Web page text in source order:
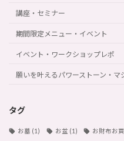
講座・セミナー
期間限定メニュー・イベント
イベント・ワークショップレポ
願いを叶えるパワーストーン・マ
タグ
お墓 (1) お盆 (1) お財布お